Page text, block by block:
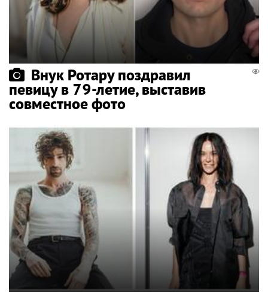
Внук Ротару поздравил
певицу в 79-летие, выставив
совместное фото